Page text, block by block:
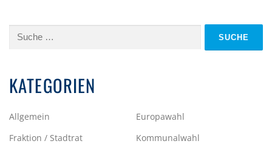
Suche
KATEGORIEN
Allgemein
Europawahl
Fraktion / Stadtrat
Kommunalwahl